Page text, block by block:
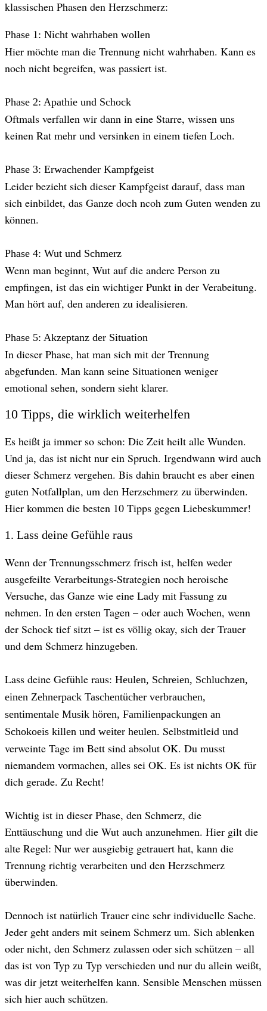
klassischen Phasen den Herzschmerz:
Phase 1: Nicht wahrhaben wollen
Hier möchte man die Trennung nicht wahrhaben. Kann es
noch nicht begreifen, was passiert ist.
Phase 2: Apathie und Schock
Oftmals verfallen wir dann in eine Starre, wissen uns
keinen Rat mehr und versinken in einem tiefen Loch.
Phase 3: Erwachender Kampfgeist
Leider bezieht sich dieser Kampfgeist darauf, dass man
sich einbildet, das Ganze doch ncoh zum Guten wenden zu
können.
Phase 4: Wut und Schmerz
Wenn man beginnt, Wut auf die andere Person zu
empfingen, ist das ein wichtiger Punkt in der Verabeitung.
Man hört auf, den anderen zu idealisieren.
Phase 5: Akzeptanz der Situation
In dieser Phase, hat man sich mit der Trennung
abgefunden. Man kann seine Situationen weniger
emotional sehen, sondern sieht klarer.
10 Tipps, die wirklich weiterhelfen
Es heißt ja immer so schon: Die Zeit heilt alle Wunden.
Und ja, das ist nicht nur ein Spruch. Irgendwann wird auch
dieser Schmerz vergehen. Bis dahin braucht es aber einen
guten Notfallplan, um den Herzschmerz zu überwinden.
Hier kommen die besten 10 Tipps gegen Liebeskummer!
1. Lass deine Gefühle raus
Wenn der Trennungsschmerz frisch ist, helfen weder
ausgefeilte Verarbeitungs-Strategien noch heroische
Versuche, das Ganze wie eine Lady mit Fassung zu
nehmen. In den ersten Tagen – oder auch Wochen, wenn
der Schock tief sitzt – ist es völlig okay, sich der Trauer
und dem Schmerz hinzugeben.
Lass deine Gefühle raus: Heulen, Schreien, Schluchzen,
einen Zehnerpack Taschentücher verbrauchen,
sentimentale Musik hören, Familienpackungen an
Schokoeis killen und weiter heulen. Selbstmitleid und
verweinte Tage im Bett sind absolut OK. Du musst
niemandem vormachen, alles sei OK. Es ist nichts OK für
dich gerade. Zu Recht!
Wichtig ist in dieser Phase, den Schmerz, die
Enttäuschung und die Wut auch anzunehmen. Hier gilt die
alte Regel: Nur wer ausgiebig getrauert hat, kann die
Trennung richtig verarbeiten und den Herzschmerz
überwinden.
Dennoch ist natürlich Trauer eine sehr individuelle Sache.
Jeder geht anders mit seinem Schmerz um. Sich ablenken
oder nicht, den Schmerz zulassen oder sich schützen – all
das ist von Typ zu Typ verschieden und nur du allein weißt,
was dir jetzt weiterhelfen kann. Sensible Menschen müssen
sich hier auch schützen.